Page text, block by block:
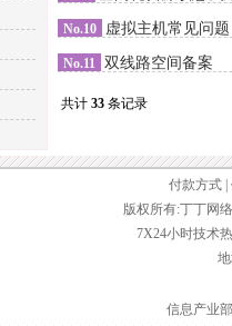
No.10 虚拟主机常见问题
No.11 双线路空间备案
共计 33 条记录
付款方式
版权所有:丁丁网
7X24小时技术
信息产业